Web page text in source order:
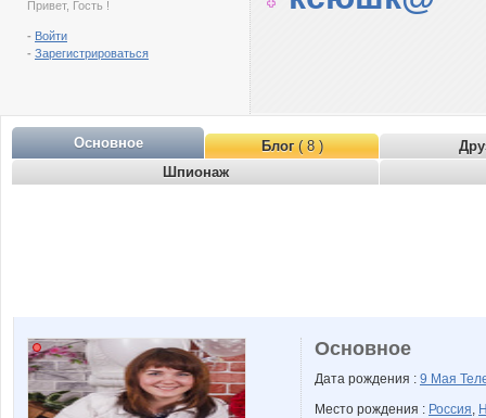
Привет, Гость !
- Войти
- Зарегистрироваться
Основное Блог( 8 )
Шпионаж
Основное
Дата рождения : 9 Мая
Место рождения : Россия,